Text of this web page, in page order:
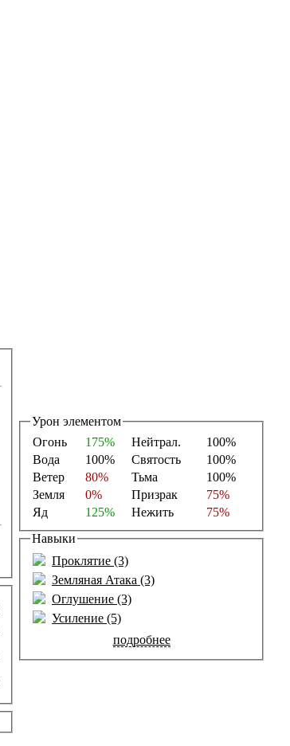
Урон элементом
Огонь
175% Нейтрал.
100%
Вода
100% Святость
100%
Ветер
80% Тьма
100%
Земля
0% Призрак
75%
Яд
125% Нежить
75%
Навыки
Проклятие (3)
Земляная Атака (3)
Оглушение (3)
Усиление (5)
подробнее